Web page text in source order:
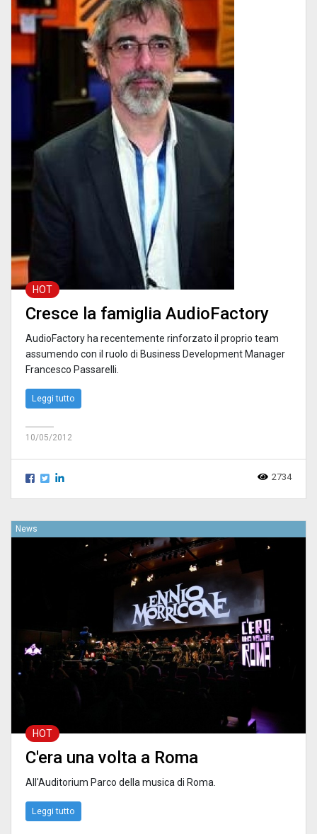
HOT
Cresce la famiglia AudioFactory
AudioFactory ha recentemente rinforzato il proprio team
assumendo con il ruolo di Business Development Manager
Francesco Passarelli.
Leggi tutto
10/05/2012
2734
News
HOT
C'era una volta a Roma
All'Auditorium Parco della musica di Roma.
Leggi tutto